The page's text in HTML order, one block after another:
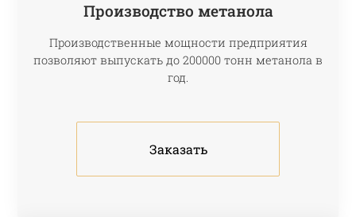
Производство метанола
Производственные мощности предприятия
позволяют выпускать до 200000 тонн метанола в
год.
Заказать